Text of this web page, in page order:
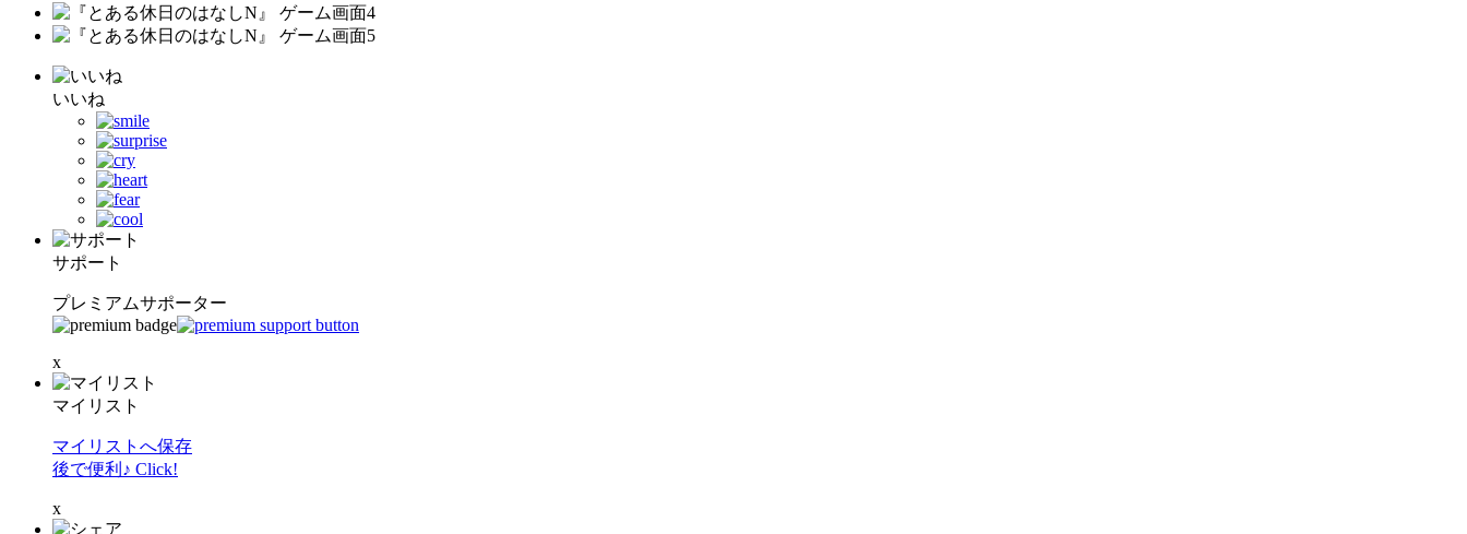
いいね
サポート
プレミアムサポーター
x
マイリスト
マイリストへ保存
後で便利♪ Click!
x